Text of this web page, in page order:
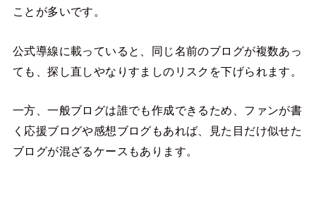
ことが多いです。
公式導線に載っていると、同じ名前のブログが複数あっ
ても、探し直しやなりすましのリスクを下げられます。
一方、一般ブログは誰でも作成できるため、ファンが書
く応援ブログや感想ブログもあれば、見た目だけ似せた
ブログが混ざるケースもあります。